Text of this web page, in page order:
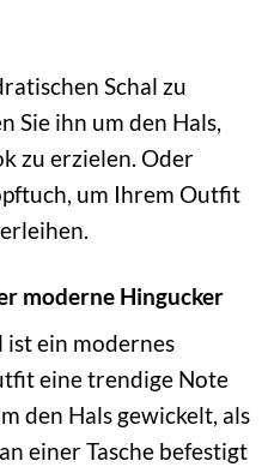
Schal zu
Sie ihn um den Hals,
zu erzielen. Oder
um Ihrem Outfit
moderne Hingucker
ist ein modernes
eine trendige Note
den Hals gewickelt, als
einer Tasche befestigt